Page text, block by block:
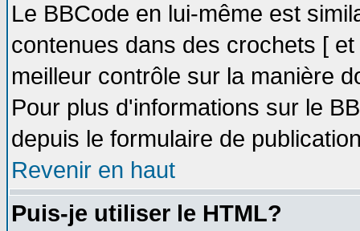
Le BBCode en lui-même est
contenues dans des crochets [
meilleur contrôle sur la manière
Pour plus d'informations sur le
depuis le formulaire de
Revenir en haut
Puis-je utiliser le HTML?